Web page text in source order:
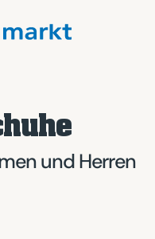
und Herren